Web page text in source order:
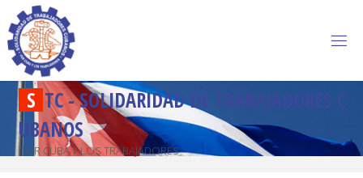
S TC-SOLIDARIDADD R A BAJADORES C
U BANOS
POR CUBA Y LOS TRABAJADORES